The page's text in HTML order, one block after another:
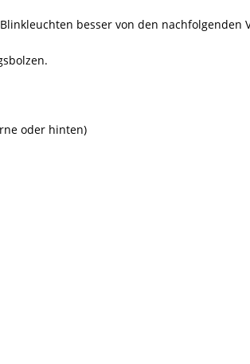
besser von den nachfolgenden
oder hinten)